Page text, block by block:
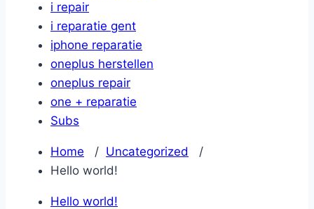
i repair
i reparatie gent
iphone reparatie
oneplus herstellen
oneplus repair
one + reparatie
Subs
Home / Uncategorized /
Hello world!
Hello world!